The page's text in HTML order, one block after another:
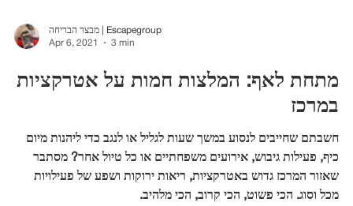
מבצר הבריחה | Escapegroup
Apr 6, 2021
3 min
מתחת לאף: המלצות חמות על אטרקציות
במרכז
חשבתם שחייבים לנסוע במשך שעות לגליל או לנגב כדי ליהנות מיום
כיף, פעילות גיבוש, אירועים משפחתיים או כל טיול אחר? מסתבר
שאזור המרכז גדוש באטרקציות, ריאות ירוקות ושפע של פעילויות
מכל וסוג. הכי פשוט, הכי קרוב, הכי מלהיב.